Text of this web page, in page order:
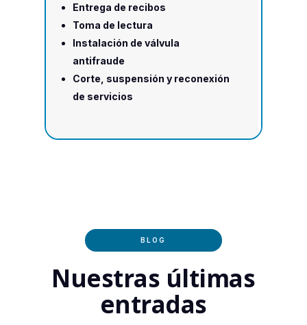
Entrega de recibos
Toma de lectura
Instalación de válvula
antifraude
Corte, suspensión y reconexión
de servicios
BLOG
Nuestras últimas
entradas